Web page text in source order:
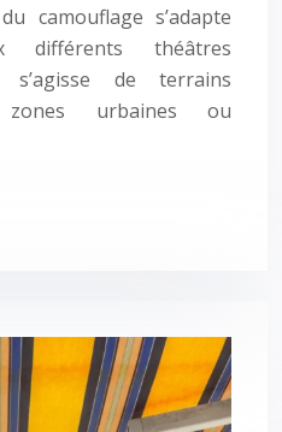
camouflage s’adapte
différents théâtres
s’agisse de terrains
zones urbaines ou